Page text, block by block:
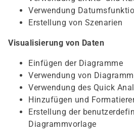
Verwendung
Erstellung von Szenarien
Visualisierung von Daten
Einfügen der Diagramme
Verwendung von
Verwendung des Quick
Hinzufügen und
Erstellung der
Diagrammvorlage